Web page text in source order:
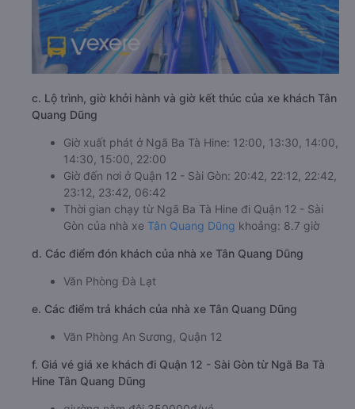
c. Lộ trình, giờ khởi hành và giờ kết thúc của xe khách Tân
Quang Dũng
Giờ xuất phát ở Ngã Ba Tà Hine: 12:00, 13:30, 14:00,
14:30, 15:00, 22:00
Giờ đến nơi ở Quận 12 - Sài Gòn: 20:42, 22:12, 22:42,
23:12, 23:42, 06:42
Thời gian chạy từ Ngã Ba Tà Hine đi Quận 12 - Sài
Gòn của nhà xe Tân Quang Dũng khoảng: 8.7 giờ
d. Các điểm đón khách của nhà xe Tân Quang Dũng
Văn Phòng Đà Lạt
e. Các điểm trả khách của nhà xe Tân Quang Dũng
Văn Phòng An Sương, Quận 12
f. Giá vé giá xe khách đi Quận 12 - Sài Gòn từ Ngã Ba Tà
Hine Tân Quang Dũng